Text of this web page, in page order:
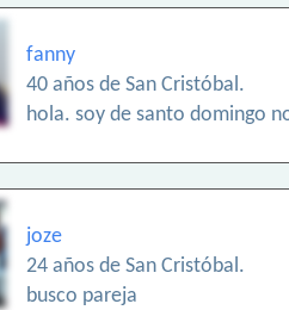
fanny
40 años de San Cristóbal.
hola. soy de santo domingo
joze
24 años de San Cristóbal.
busco pareja